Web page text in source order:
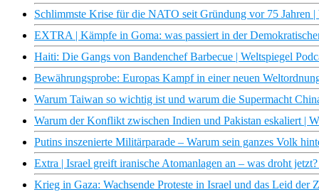
Schlimmste Krise für die NATO seit Gründung vor 75 Jahren |
EXTRA | Kämpfe in Goma: was passiert in der
Haiti: Die Gangs von Bandenchef Barbecue | Weltspiegel
Bewährungsprobe: Europas Kampf in einer neuen
Warum Taiwan so wichtig ist und warum die Supermacht
Warum der Konflikt zwischen Indien und Pakistan eskaliert |
Putins inszenierte Militärparade – Warum sein ganzes Volk
Extra | Israel greift iranische Atomanlagen an – was droht
Krieg in Gaza: Wachsende Proteste in Israel und das Leid der